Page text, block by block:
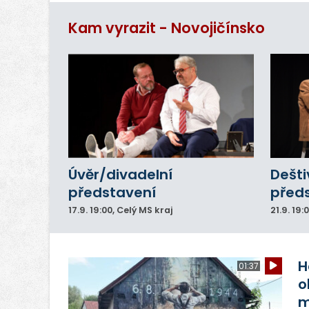
Kam vyrazit - Novojičínsko
Úvěr/divadelní
představení
17.9.19:00, Celý MS kraj 21.9.
01:37